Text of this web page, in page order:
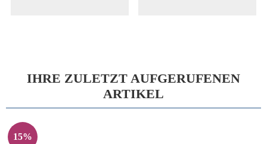
IHRE ZULETZT AUFGERUFENEN
ARTIKEL
15%